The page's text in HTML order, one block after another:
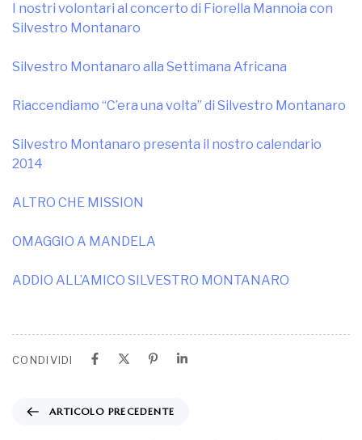
I nostri volontari al concerto di Fiorella Mannoia con
Silvestro Montanaro
Silvestro Montanaro alla Settimana Africana
Riaccendiamo “C’era una volta” di Silvestro Montanaro
Silvestro Montanaro presenta il nostro calendario
2014
ALTRO CHE MISSION
OMAGGIO A MANDELA
ADDIO ALL’AMICO SILVESTRO MONTANARO
CONDIVIDI
ARTICOLO PRECEDENTE